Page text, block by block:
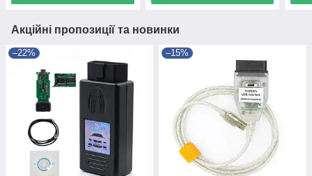
Акційні пропозиції та новинки
–22% –15%